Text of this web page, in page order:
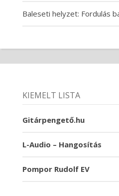
Baleseti helyzet: Fordulás
KIEMELT LISTA
Gitárpengető.hu
L-Audio – Hangosítás
Pompor Rudolf EV